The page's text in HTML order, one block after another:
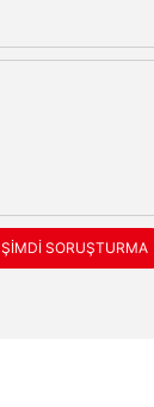
ŞIMDI SORUŞTURMA